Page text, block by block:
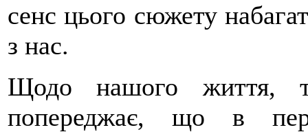
сенс цього сюжету
з нас.
Щодо нашого життя,
попереджає, що в